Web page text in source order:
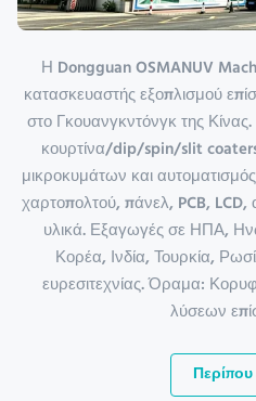
Η Dongguan OSMANUV
κατασκευαστής εξοπλισμού
στο Γκουανγκντόνγκ της
κουρτίνα/dip/spin/slit
μικροκυμάτων και
χαρτοπολτού, πάνελ, PCB,
υλικά. Εξαγωγές σε ΗΠΑ,
Κορέα, Ινδία, Τουρκία,
ευρεσιτεχνίας. Όραμα:
λύσεων
Περίπου